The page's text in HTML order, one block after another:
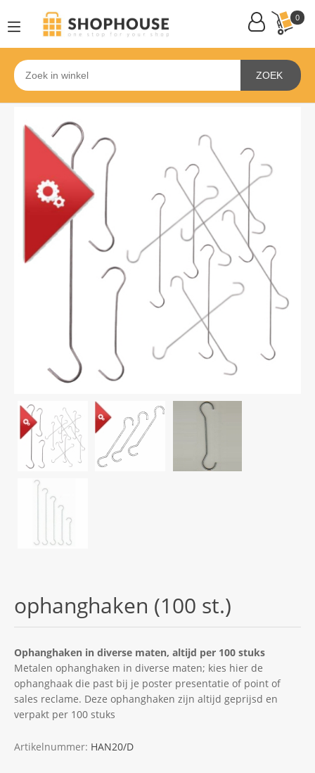
0
ZOEK
ophanghaken (100 st.)
Ophanghaken in diverse maten, altijd per 100 stuks
Metalen ophanghaken in diverse maten; kies hier de
ophanghaak die past bij je poster presentatie of point of
sales reclame. Deze ophanghaken zijn altijd geprijsd en
verpakt per 100 stuks
Artikelnummer: HAN20/D